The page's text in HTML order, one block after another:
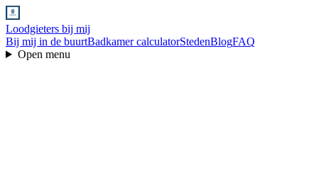
Loodgieters bij mij
Bij mij in de buurtBadkamer calculatorStedenBlogFAQ
Open menu